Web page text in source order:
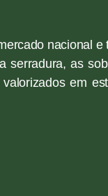
nacional
as
em